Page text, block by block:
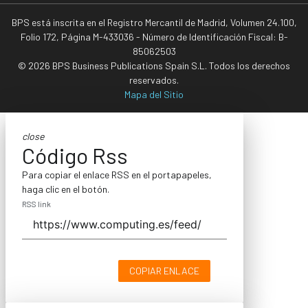
BPS está inscrita en el Registro Mercantil de Madrid, Volumen 24.100,
Folio 172, Página M-433036 - Número de Identificación Fiscal: B-
85062503
© 2026 BPS Business Publications Spain S.L. Todos los derechos
reservados.
Mapa del Sitio
close
Código Rss
Para copiar el enlace RSS en el portapapeles,
haga clic en el botón.
RSS link
COPIAR ENLACE